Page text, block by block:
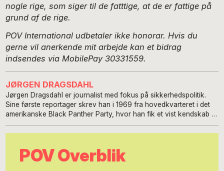
nogle rige, som siger til de fatttige, at de er fattige på
grund af de rige.
POV International udbetaler ikke honorar. Hvis du
gerne vil anerkende mit arbejde kan et bidrag
indsendes via MobilePay 30331559.
JØRGEN DRAGSDAHL
Jørgen Dragsdahl er journalist med fokus på sikkerhedspolitik.
Sine første reportager skrev han i 1969 fra hovedkvarteret i det
amerikanske Black Panther Party, hvor han fik et vist kendskab til
belønnede efter nogle måneder denne indsats med et par ugers
siden anset opklaring af racismens mysterier for en
sikkerhedspolitisk opgave. Traditionel sikkerhedspolitik var
POV Overblik